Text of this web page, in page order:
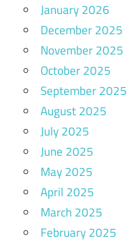
January 2026
December 2025
November 2025
October 2025
September 2025
August 2025
July 2025
June 2025
May 2025
April 2025
March 2025
February 2025